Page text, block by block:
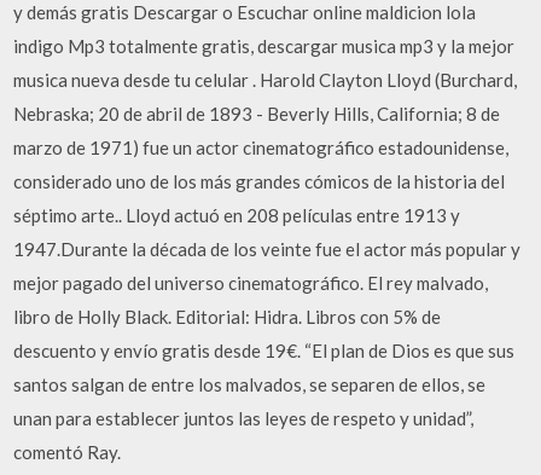
y demás gratis Descargar o Escuchar online maldicion lola
indigo Mp3 totalmente gratis, descargar musica mp3 y la mejor
musica nueva desde tu celular . Harold Clayton Lloyd (Burchard,
Nebraska; 20 de abril de 1893 - Beverly Hills, California; 8 de
marzo de 1971) fue un actor cinematográfico estadounidense,
considerado uno de los más grandes cómicos de la historia del
séptimo arte.. Lloyd actuó en 208 películas entre 1913 y
1947.Durante la década de los veinte fue el actor más popular y
mejor pagado del universo cinematográfico. El rey malvado,
libro de Holly Black. Editorial: Hidra. Libros con 5% de
descuento y envío gratis desde 19€. “El plan de Dios es que sus
santos salgan de entre los malvados, se separen de ellos, se
unan para establecer juntos las leyes de respeto y unidad”,
comentó Ray.